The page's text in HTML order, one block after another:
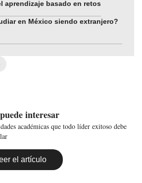
aprendizaje basado en retos
en México siendo extranjero?
interesar
académicas que todo líder exitoso debe
el artículo